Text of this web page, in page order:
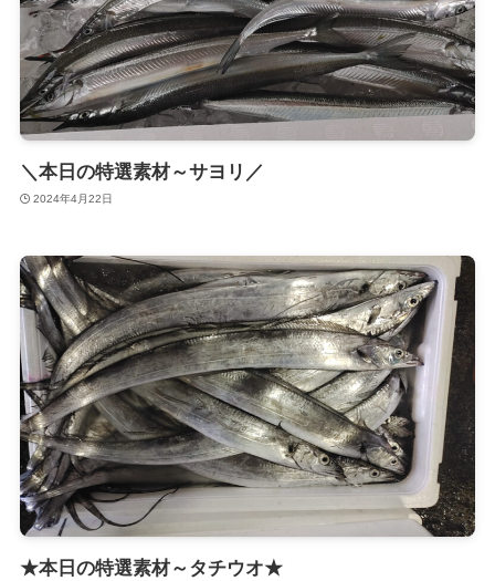
＼本日の特選素材～サヨリ／
2024年4月22日
★本日の特選素材～タチウオ★